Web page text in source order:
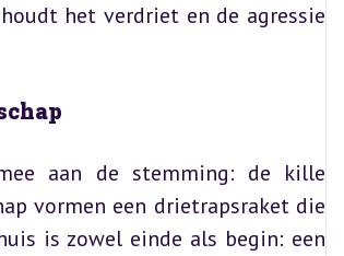
het verdriet en de agressie
aan de stemming: de kille
vormen een drietrapsraket die
is zowel einde als begin: een